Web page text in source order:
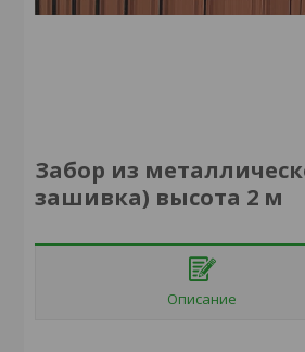
Забор из
зашивка) высота 2 м
Описание